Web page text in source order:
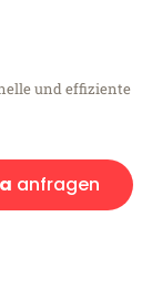
und effiziente
anfragen